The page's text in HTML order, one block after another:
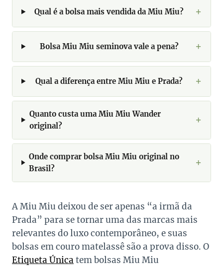
Qual é a bolsa mais vendida da Miu Miu?
Bolsa Miu Miu seminova vale a pena?
Qual a diferença entre Miu Miu e Prada?
Quanto custa uma Miu Miu Wander
original?
Onde comprar bolsa Miu Miu original no
Brasil?
A Miu Miu deixou de ser apenas “a irmã da
Prada” para se tornar uma das marcas mais
relevantes do luxo contemporâneo, e suas
bolsas em couro matelassê são a prova disso. O
Etiqueta Única tem bolsas Miu Miu